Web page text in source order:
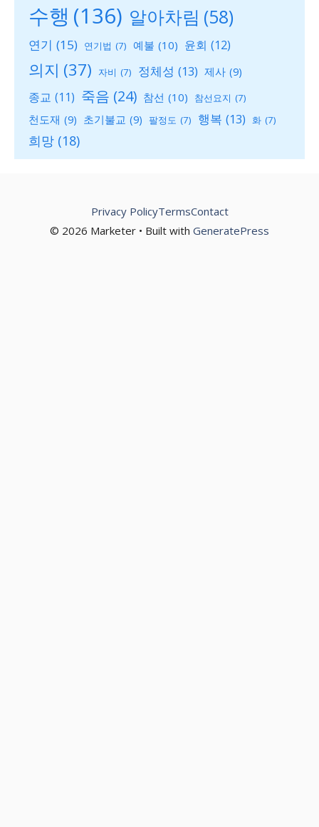
수행 (136) 알아차림 (58)
연기 (15) 연기법 (7) 예불 (10) 윤회 (12)
의지 (37) 자비 (7) 정체성 (13) 제사 (9)
종교 (11) 죽음 (24) 참선 (10) 참선요지 (7)
천도재 (9) 초기불교 (9) 팔정도 (7) 행복 (13) 화 (7)
희망 (18)
© 2026 Marketer • Built with GeneratePress
Privacy PolicyTermsContact